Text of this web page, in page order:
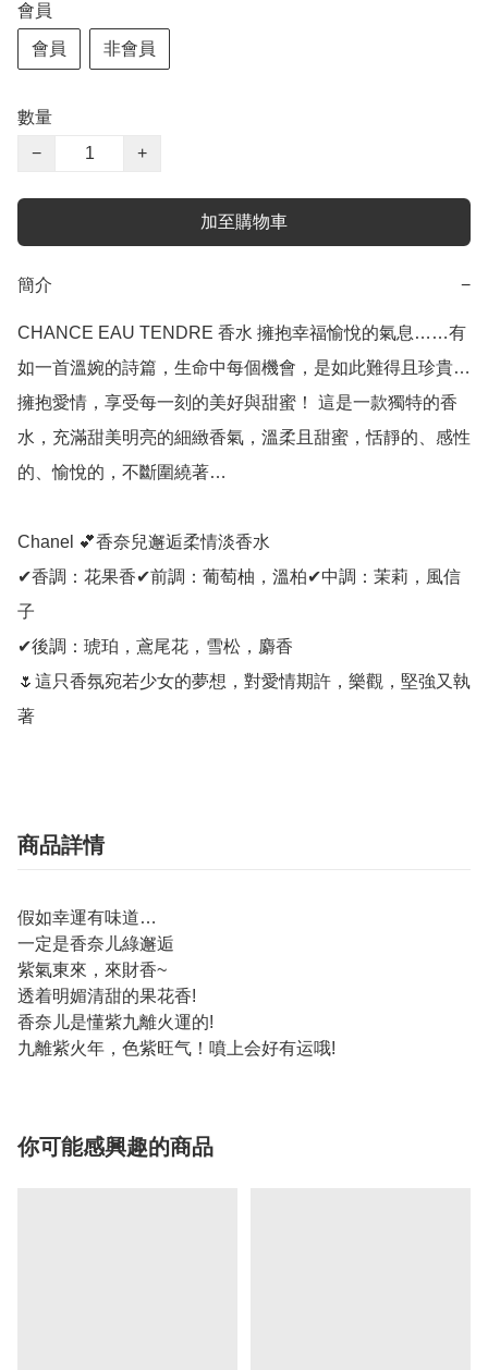
會員
會員 非會員
數量
−
+
加至購物車
簡介 −
CHANCE EAU TENDRE 香水 擁抱幸福愉悅的氣息……有
如一首溫婉的詩篇，生命中每個機會，是如此難得且珍貴…
擁抱愛情，享受每一刻的美好與甜蜜！ 這是一款獨特的香
水，充滿甜美明亮的細緻香氣，溫柔且甜蜜，恬靜的、感性
的、愉悅的，不斷圍繞著…
Chanel 💕香奈兒邂逅柔情淡香水
✔香調：花果香✔前調：葡萄柚，溫柏✔中調：茉莉，風信
子
✔後調：琥珀，鳶尾花，雪松，麝香
🌷這只香氛宛若少女的夢想，對愛情期許，樂觀，堅強又執
著
商品詳情
假如幸運有味道…
一定是香奈儿綠邂逅
紫氣東來，來財香~
透着明媚清甜的果花‬香!
香奈儿是懂紫九‬離火運的!
九離紫‬火年，色紫‬旺气！噴上会好有‬运哦!
你可能感興趣的商品